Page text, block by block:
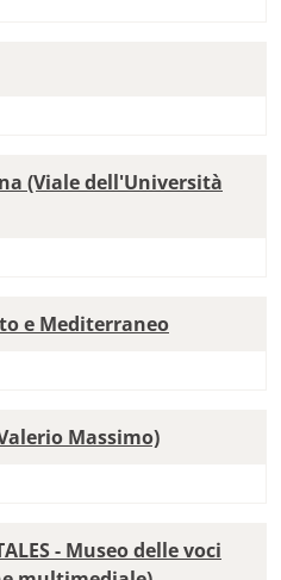
(Viale dell'Università
e Mediterraneo
Massimo)
- Museo delle voci